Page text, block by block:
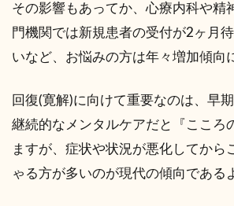
その影響もあってか、心療内科や精
門機関では新規患者の受付が2ヶ月
いなど、お悩みの方は年々増加傾向
回復(寛解)に向けて重要なのは、早
継続的なメンタルケアだと『こころ
ますが、症状や状況が悪化してから
ゃる方が多いのが現代の傾向である